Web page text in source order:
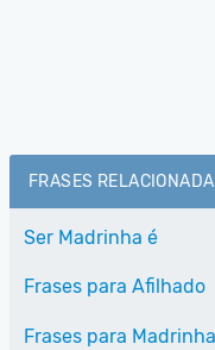
FRASES
Ser Madrinha é
Frases para Afilhado
Frases para Madrinha